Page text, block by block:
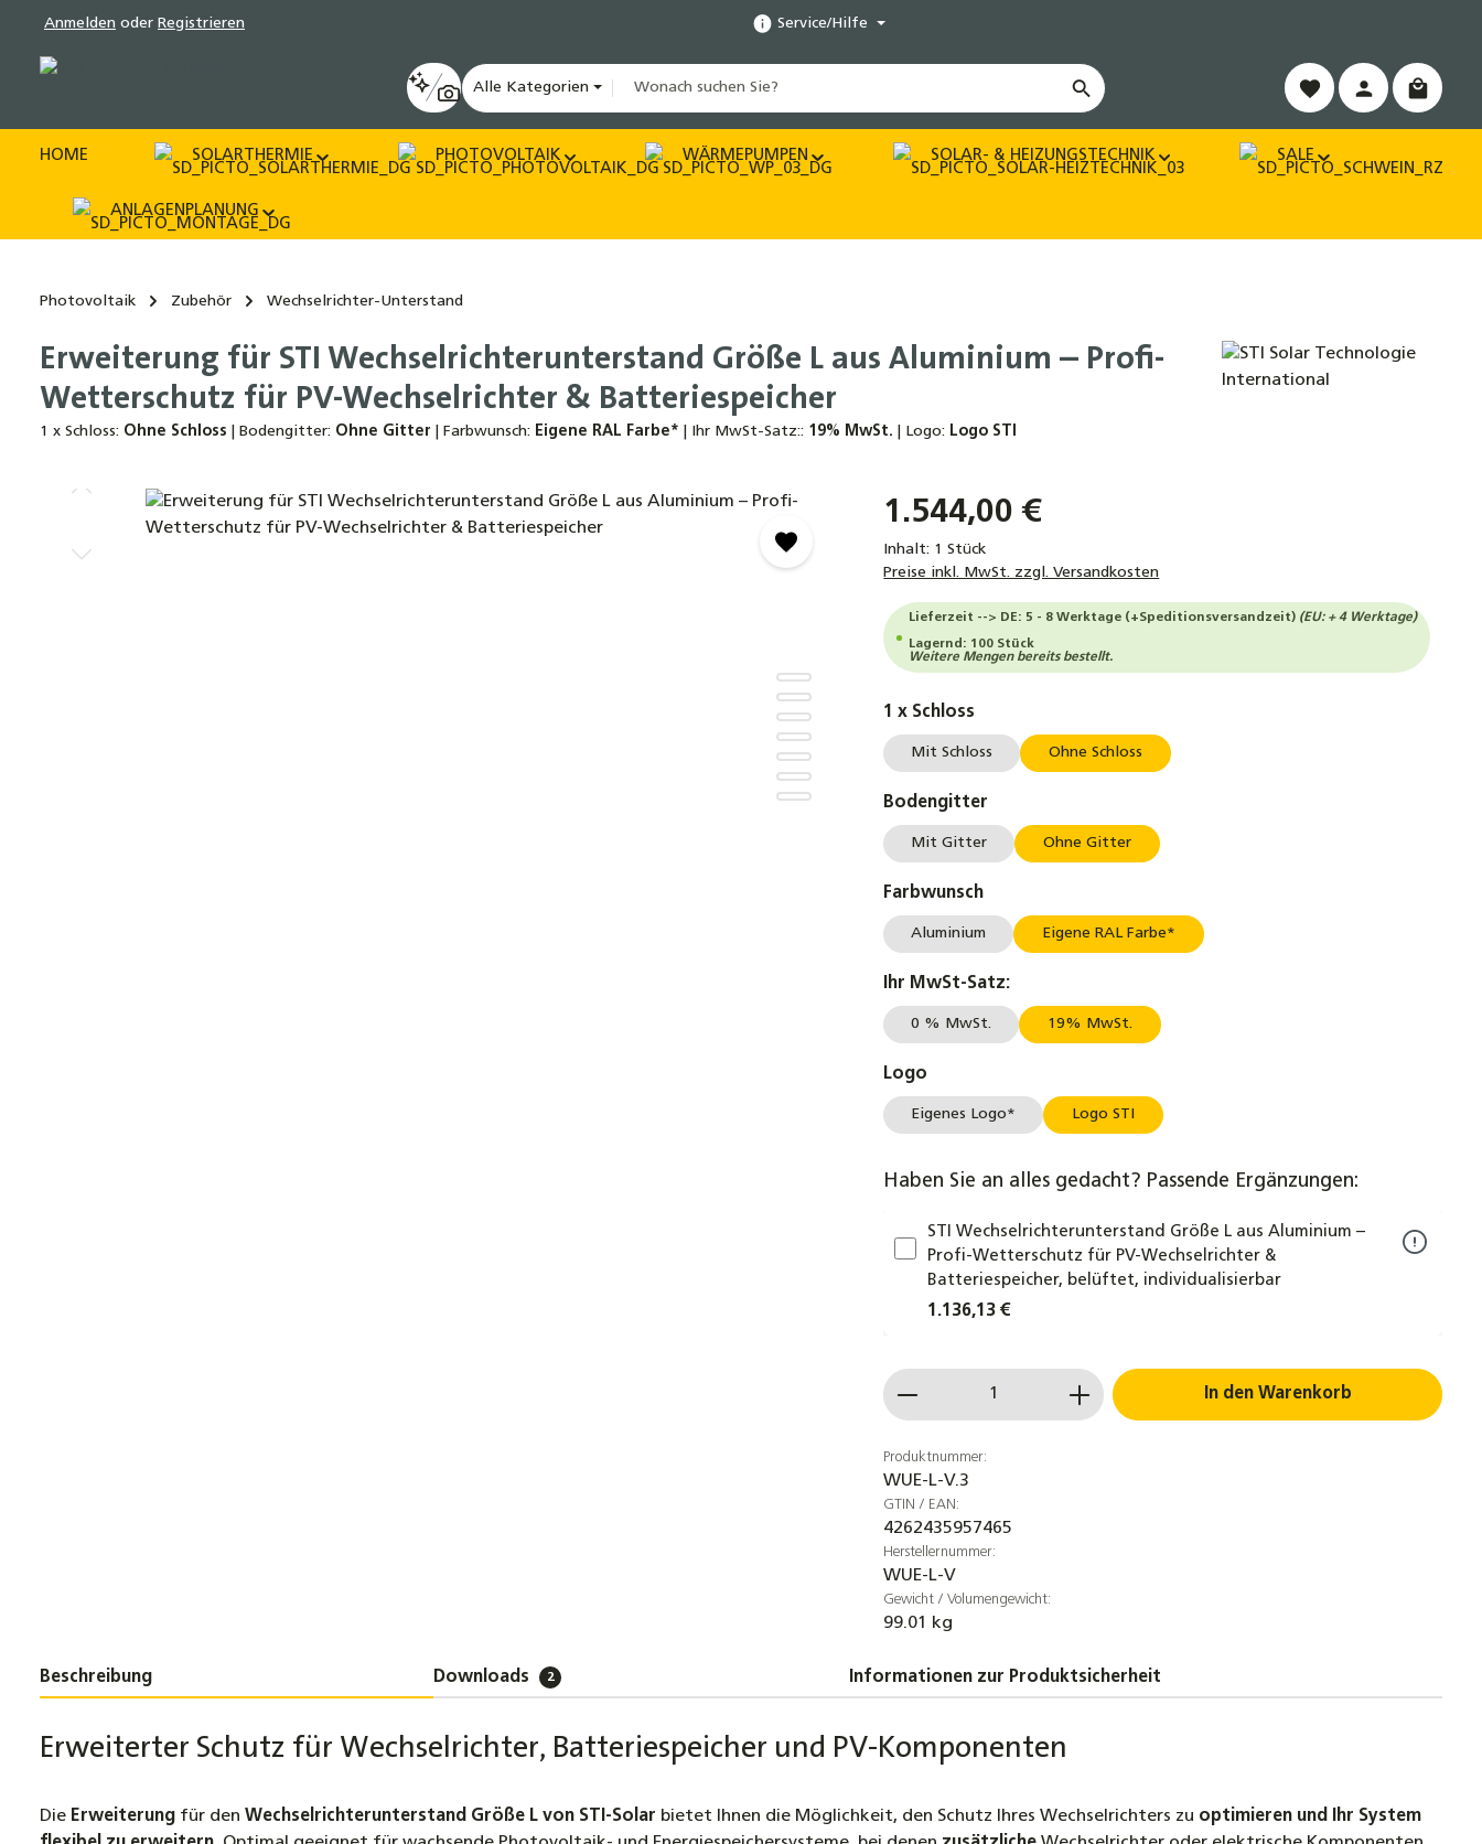
Zur Hauptnavigation springen
Anmelden oder Registrieren Service/Hilfe
Alle Kategorien
HOME SOLARTHERMIE PHOTOVOLTAIK WÄRMEPUMPEN SOLAR- & HEIZUNGSTECHNIK SALE
ANLAGENPLANUNG
Photovoltaik Zubehör Wechselrichter-Unterstand
Erweiterung für STI Wechselrichterunterstand Größe L aus Aluminium – Profi-
Wetterschutz für PV-Wechselrichter & Batteriespeicher
1 x Schloss: Ohne Schloss Bodengitter: Ohne Gitter Farbwunsch: Eigene RAL Farbe* Ihr MwSt-Satz:: 19% MwSt. Logo: Logo STI
Bildergalerie überspringen 1.544,00 €
Inhalt: 1 Stück
Preise inkl. MwSt. zzgl. Versandkosten
Lieferzeit --> DE: 5 - 8 Werktage (+Speditionsversandzeit) (EU: + 4 Werktage)
Lagernd: 100 Stück
Weitere Mengen bereits bestellt.
1 x Schloss
Mit Schloss Ohne Schloss
Bodengitter
Mit Gitter Ohne Gitter
Farbwunschauswählen
Aluminium Eigene RAL Farbe*
Ihr MwSt-Satz:auswählen
0 % MwSt. 19% MwSt.
Logo
Eigenes Logo* Logo STI
Haben Sie an alles gedacht? Passende Ergänzungen:
STI Wechselrichterunterstand Größe L aus Aluminium –
Profi-Wetterschutz für PV-Wechselrichter &
Batteriespeicher, belüftet, individualisierbar
1.136,13 €
Produkt Anzahl: Gib den gewünschten Wert
In den Warenkorb
Produktnummer:
WUE-L-V.3
GTIN / EAN:
4262435957465
Herstellernummer:
WUE-L-V
Gewicht / Volumengewicht:
99.01 kg
Beschreibung Downloads 2 Informationen zur Produktsicherheit
Erweiterter Schutz für Wechselrichter, Batteriespeicher und PV-Komponenten
Die Erweiterung für den Wechselrichterunterstand Größe L von STI-Solar bietet Ihnen die Möglichkeit, den Schutz Ihres Wechselrichters zu optimieren und Ihr System